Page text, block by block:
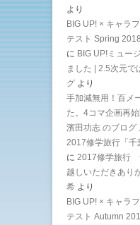
より
BIG UP! × キャラ
テスト Spring
に BIG UP!ミュー
ました | 2.5次元で
グ より
手加減無用！百メ
た。4コマ企画再
濱田功志 のブログ
2017修学旅行「千
に 2017修学旅行
越しいただきあり
希 より
BIG UP! × キャラ
テスト Autumn